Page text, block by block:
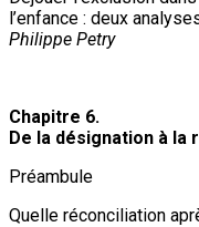
l’enfance : deux
Philippe Petry
Chapitre 6.
De la désignation à la
Préambule
Quelle réconciliation